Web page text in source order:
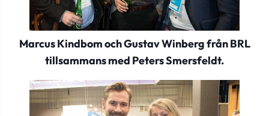
Marcus Kindbom och Gustav Winberg från BRL
tillsammans med Peters Smersfeldt.